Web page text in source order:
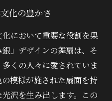
化の豊かさ
において重要な役割を果
」デザインの舞扇は、そ
くの人々に愛されていま
模様が施された扇面を持
沢を生み出します。この